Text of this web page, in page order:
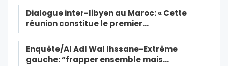
Dialogue inter-libyen au Maroc: « Cette
réunion constitue le premier…
Enquête/Al Adl Wal Ihssane-Extrême
gauche: “frapper ensemble mais…